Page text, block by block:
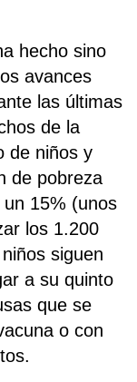
hecho sino
avances
las últimas
de la
de niños y
de pobreza
15% (unos
los 1.200
siguen
a su quinto
que se
o con